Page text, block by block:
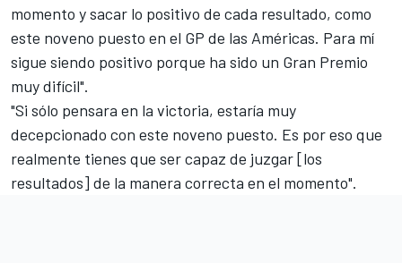
momento y sacar lo positivo de cada resultado, como
este noveno puesto en el GP de las Américas. Para mí
sigue siendo positivo porque ha sido un Gran Premio
muy difícil".
"Si sólo pensara en la victoria, estaría muy
decepcionado con este noveno puesto. Es por eso que
realmente tienes que ser capaz de juzgar [los
resultados] de la manera correcta en el momento".